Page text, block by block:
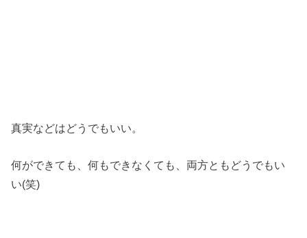
真実などはどうでもいい。
何ができても、何もできなくても、両方ともどうでもい
い(笑)